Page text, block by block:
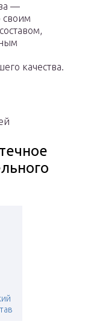
—
своим
качества.